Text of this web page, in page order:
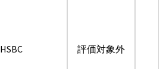
HSBC 評価対象外